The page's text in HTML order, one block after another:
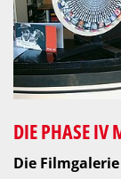
DIE PHASE IV
Die